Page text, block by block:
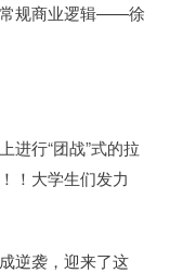
常规商业逻辑——徐
行“团战”式的拉
！大学生们发力
逆袭，迎来了这